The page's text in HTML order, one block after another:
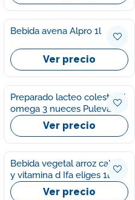
Bebida avena Alpro 1l
Ver precio
Preparado lacteo colesterol
omega 3 nueces Puleva 1l
Ver precio
Bebida vegetal arroz calcio
y vitamina d Ifa eliges 1l
Ver precio